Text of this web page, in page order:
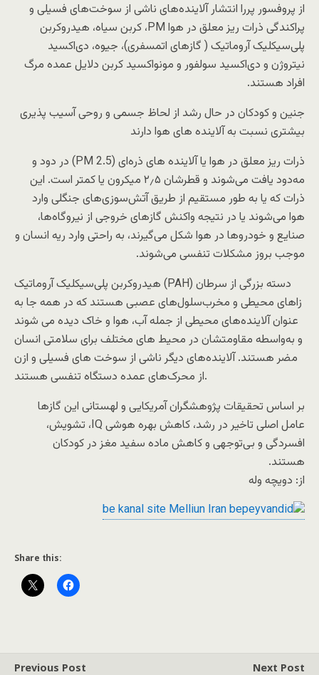
از پروفسور پررا انتشار آلاینده‌های ناشی از سوخت‌های فسیلی و
پراکندگی ذرات ریز معلق در هوا PM، کربن سیاه، هیدروکربن
پلی‌سیکلیک آروماتیک ( گازهای اتمسفری)، جیوه، دی‌اکسید
نیتروژن و دی‌اکسید سولفور و مونواکسید کربن دلایل عمده مرگ
افراد هستند.
جنین و کودکان در حال رشد از لحاظ جسمی و روحی آسیب پذیری
بیشتری نسبت به آلاینده های هوا دارند
ذرات ریز معلق در هوا یا آلاینده ‌های ذره‌ای (PM 2.5) در دود و
مه‌دود یافت می‌شوند و قطرشان ۲٫۵ میکرون یا کمتر است. این
ذرات که یا به طور مستقیم از طریق آتش‌سوزی‌های جنگلی وارد
هوا می‌شوند یا در نتیجه واکنش گازهای خروجی از نیروگاه‌ها،
صنایع و خودروها در هوا شکل می‌گیرند، به راحتی وارد ریه انسان و
موجب بروز مشکلات تنفسی می‌شوند.
هیدروکربن پلی‌سیکلیک آروماتیک (PAH) دسته بزرگی از سرطان
زاهای محیطی و مخرب‌سلول‌های عصبی هستند که در همه جا به
عنوان آلاینده‌های محیطی از جمله آب، هوا و خاک دیده می شوند
و به‌واسطه مقاومتشان در محیط های مختلف برای سلامتی انسان
مضر هستند. آلاینده‌های دیگر ناشی از سوخت ‌های فسیلی و ازن
از محرک‌های عمده دستگاه تنفسی هستند.
بر اساس تحقیقات پژوهشگران آمریکایی و لهستانی این گازها
عامل اصلی تاخیر در رشد، کاهش بهره هوشی IQ، تشویش،
افسردگی و بی‌توجهی و کاهش ماده سفید مغز در کودکان
هستند.
از: دویچه وله
Share this:
Previous Post Next Post